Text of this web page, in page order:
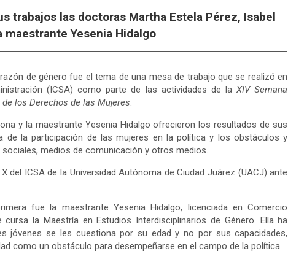
trabajos las doctoras Martha Estela Pérez, Isabel
maestrante Yesenia Hidalgo
de género fue el tema de una mesa de trabajo que se realizó en
(ICSA) como parte de las actividades de laXIV Semana
los Derechos de las Mujeres.
y la maestrante Yesenia Hidalgo ofrecieron los resultados de sus
de la participación de las mujeres en la política y los obstáculos y
medios de comunicación y otros medios.
del ICSA de la Universidad Autónoma de Ciudad Juárez (UACJ) ante
fue la maestrante Yesenia Hidalgo, licenciada en Comercio
la Maestría en Estudios Interdisciplinarios de Género. Ella ha
jóvenes se les cuestiona por su edad y no por sus capacidades,
como un obstáculo para desempeñarse en el campo de la política.